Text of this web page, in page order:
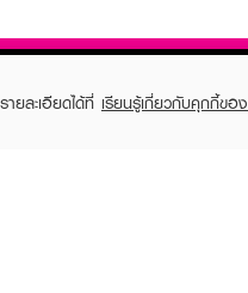
ยละเอียดได้ที่ เรียนรู้เกี่ยวกับคุกกี้ขอ